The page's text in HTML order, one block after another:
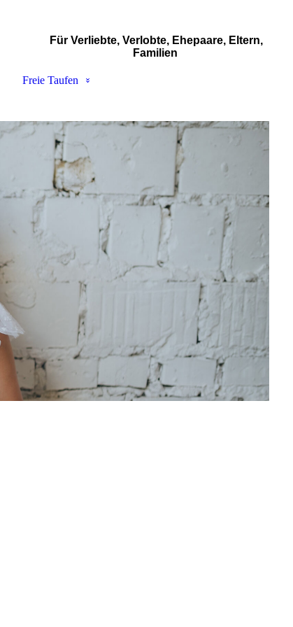
Für Verliebte, Verlobte, Ehepaare, Eltern,
Familien
Freie Taufen